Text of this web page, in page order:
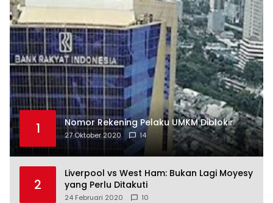
1 Nomor Rekening Pelaku UMKM Diblokir
27 Oktober 2020 14
2
Liverpool vs West Ham: Bukan Lagi Moyesy
yang Perlu Ditakuti
24 Februari 2020 10